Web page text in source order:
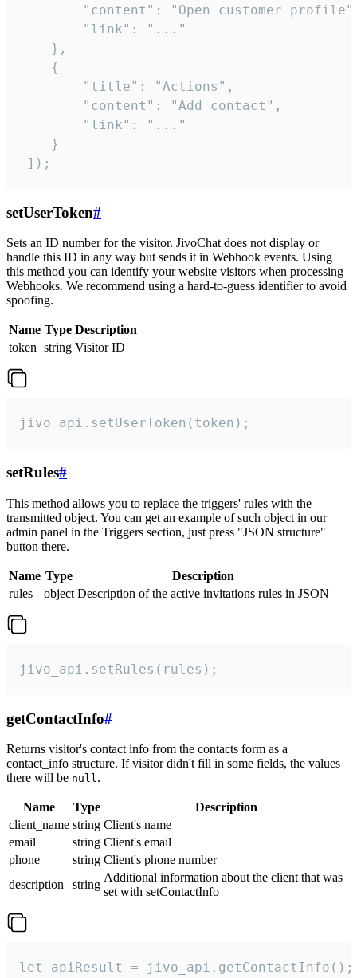
"content": "Open customer
        "link": "..."
    },
    {
        "title": "Actions",
        "content": "Add contact",
        "link": "..."
    }
]);
setUserToken#
Sets an ID number for the visitor. JivoChat does not display or
handle this ID in any way but sends it in Webhook events. Using
this method you can identify your website visitors when processing
Webhooks. We recommend using a hard-to-guess identifier to avoid
spoofing.
Name Type Description
token string Visitor ID
jivo_api.setUserToken(token);
setRules#
This method allows you to replace the triggers' rules with the
transmitted object. You can get an example of such object in our
admin panel in the Triggers section, just press "JSON structure"
button there.
Name Type
Description
rules
object Description of the active invitations rules in JSON
jivo_api.setRules(rules);
getContactInfo#
Returns visitor's contact info from the contacts form as a
contact_info structure. If visitor didn't fill in some fields, the values
there will be null.
Name Type
Description
client_name string Client's name
email
string Client's email
phone
string Client's phone number
description
string
Additional information about the client that was
set with setContactInfo
let apiResult = jivo_api.getContactInfo();